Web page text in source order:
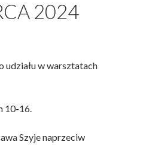
2024
udziału w warsztatach
10-16.
Szyje naprzeciw